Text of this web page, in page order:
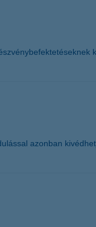
azonban